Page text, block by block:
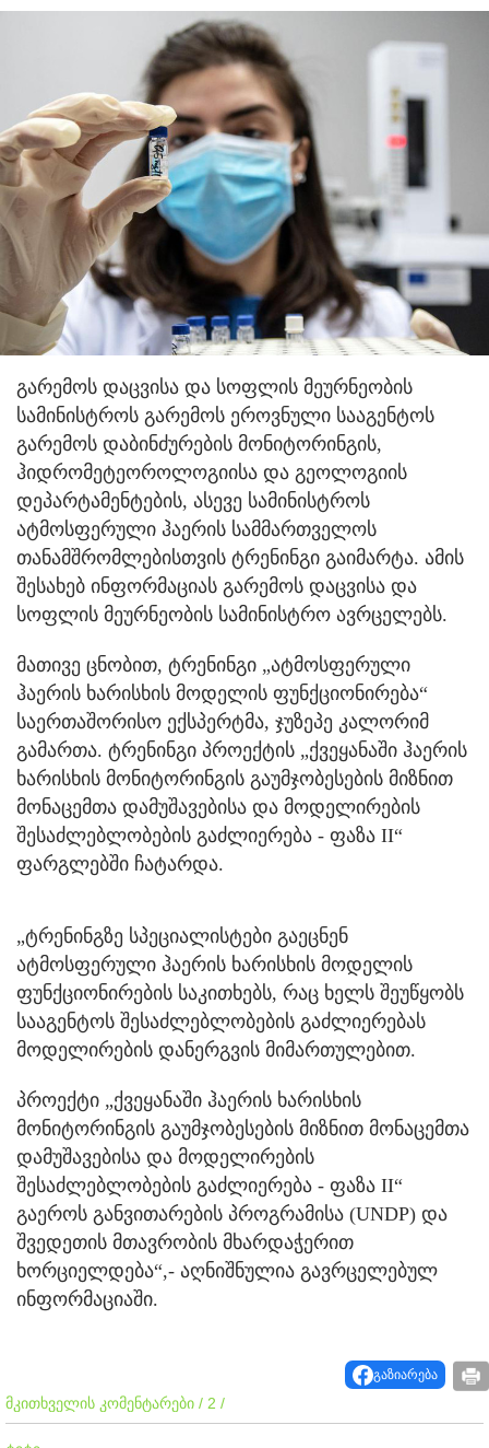
გარემოს დაცვისა და სოფლის მეურნეობის
სამინისტროს გარემოს ეროვნული სააგენტოს
გარემოს დაბინძურების მონიტორინგის,
ჰიდრომეტეოროლოგიისა და გეოლოგიის
დეპარტამენტების, ასევე სამინისტროს
ატმოსფერული ჰაერის სამმართველოს
თანამშრომლებისთვის ტრენინგი გაიმარტა. ამის
შესახებ ინფორმაციას გარემოს დაცვისა და
სოფლის მეურნეობის სამინისტრო ავრცელებს.
მათივე ცნობით, ტრენინგი „ატმოსფერული
ჰაერის ხარისხის მოდელის ფუნქციონირება“
საერთაშორისო ექსპერტმა, ჯუზეპე კალორიმ
გამართა. ტრენინგი პროექტის „ქვეყანაში ჰაერის
ხარისხის მონიტორინგის გაუმჯობესების მიზნით
მონაცემთა დამუშავებისა და მოდელირების
შესაძლებლობების გაძლიერება - ფაზა II“
ფარგლებში ჩატარდა.
„ტრენინგზე სპეციალისტები გაეცნენ
ატმოსფერული ჰაერის ხარისხის მოდელის
ფუნქციონირების საკითხებს, რაც ხელს შეუწყობს
სააგენტოს შესაძლებლობების გაძლიერებას
მოდელირების დანერგვის მიმართულებით.
პროექტი „ქვეყანაში ჰაერის ხარისხის
მონიტორინგის გაუმჯობესების მიზნით მონაცემთა
დამუშავებისა და მოდელირების
შესაძლებლობების გაძლიერება - ფაზა II“
გაეროს განვითარების პროგრამისა (UNDP) და
შვედეთის მთავრობის მხარდაჭერით
ხორციელდება“,- აღნიშნულია გავრცელებულ
ინფორმაციაში.
გაზიარება
მკითხველის კომენტარები / 2 /